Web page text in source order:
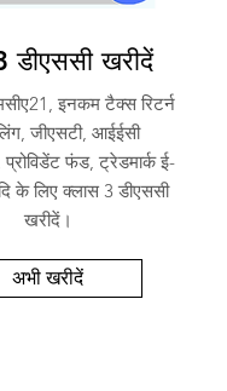
डीएससी खरीदें
इनकम टैक्स रिटर्न
जीएसटी, आईईसी
फंड, ट्रेडमार्क ई-
के लिए क्लास 3 डीएससी
खरीदें।
अभी खरीदें